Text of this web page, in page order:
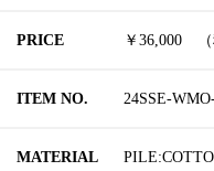
PRICE ￥36,000 （
ITEM NO. 24SSE-
MATERIAL